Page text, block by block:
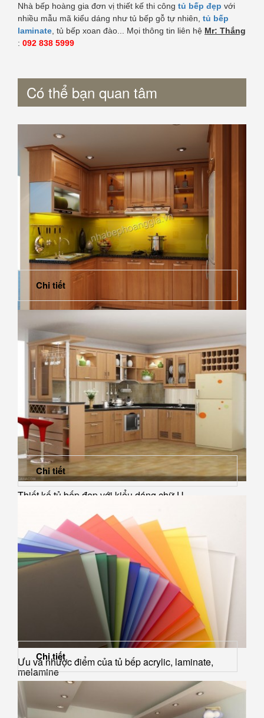
Nhà bếp hoàng gia đơn vị thiết kế thi công tủ bếp đẹp với
nhiều mẫu mã kiểu dáng như tủ bếp gỗ tự nhiên, tủ bếp
laminate, tủ bếp xoan đào... Mọi thông tin liên hệ Mr: Thắng
: 092 838 5999
Có thể bạn quan tâm
Làm thế nào để tổ chức nhà bếp bạn trở lên ngăn
nắp...
Chi tiết
Thiết kế tủ bếp đẹp với kiểu dáng chữ U
Chi tiết
Ưu và nhược điểm của tủ bếp acrylic, laminate,
melamine
Chi tiết